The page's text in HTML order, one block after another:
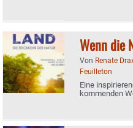
Wenn die
Von Renate
Feuilleton
Eine
kommenden